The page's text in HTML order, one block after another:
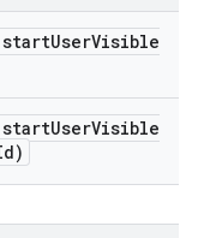
startUserVisible
startUserVisible